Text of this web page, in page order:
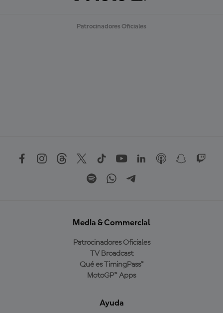
Patrocinadores Oficiales
Media & Commercial
Patrocinadores Oficiales
TV Broadcast
Qué es TimingPass™
MotoGP™ Apps
Ayuda